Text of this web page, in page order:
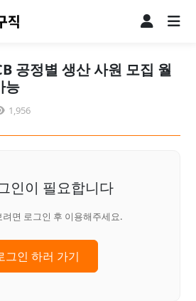
공정별 생산 사원 모집 월
능
1,956
인이 필요합니다
려면 로그인 후 이용해주세요.
그인 하러 가기